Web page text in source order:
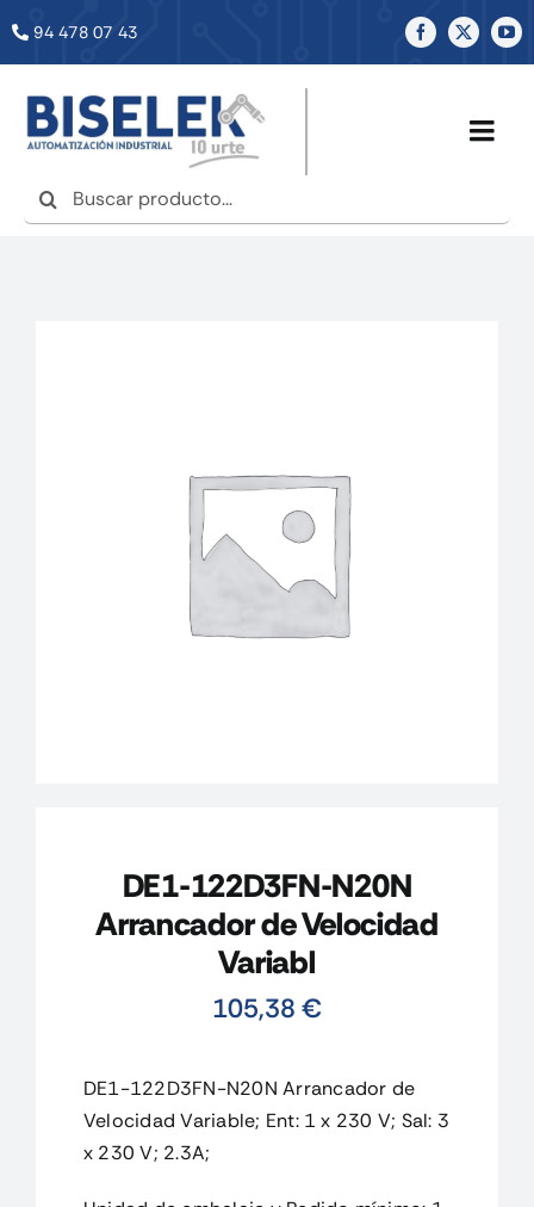
94 478 07 43
Buscar:
INICIO
DE1-122D3FN-N20N
Arrancador de Velocidad
Variabl
105,38 €
DE1-122D3FN-N20N Arrancador de
Velocidad Variable; Ent: 1 x 230 V; Sal: 3
x 230 V; 2.3A;